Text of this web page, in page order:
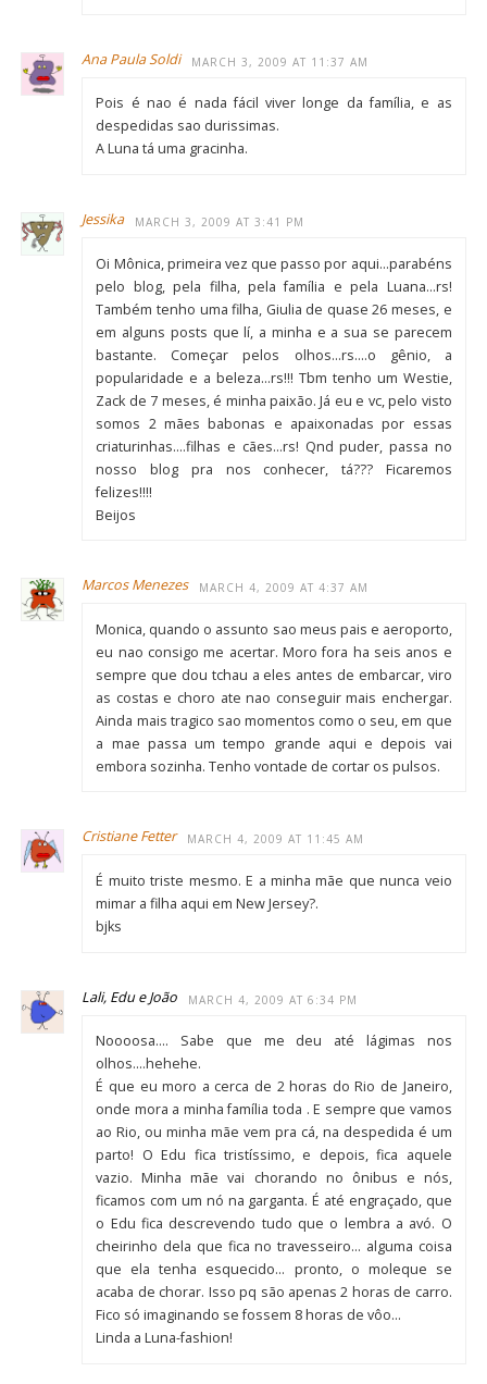
Ana Paula Soldi MARCH 3, 2009 AT 11:37 AM
Pois é nao é nada fácil viver longe da família, e as
despedidas sao durissimas.
A Luna tá uma gracinha.
Jessika MARCH 3, 2009 AT 3:41 PM
Oi Mônica, primeira vez que passo por aqui…parabéns
pelo blog, pela filha, pela família e pela Luana…rs!
Também tenho uma filha, Giulia de quase 26 meses, e
em alguns posts que lí, a minha e a sua se parecem
bastante. Começar pelos olhos…rs….o gênio, a
popularidade e a beleza…rs!!! Tbm tenho um Westie,
Zack de 7 meses, é minha paixão. Já eu e vc, pelo visto
somos 2 mães babonas e apaixonadas por essas
criaturinhas….filhas e cães…rs! Qnd puder, passa no
nosso blog pra nos conhecer, tá??? Ficaremos
felizes!!!!
Beijos
Marcos Menezes MARCH 4, 2009 AT 4:37 AM
Monica, quando o assunto sao meus pais e aeroporto,
eu nao consigo me acertar. Moro fora ha seis anos e
sempre que dou tchau a eles antes de embarcar, viro
as costas e choro ate nao conseguir mais enchergar.
Ainda mais tragico sao momentos como o seu, em que
a mae passa um tempo grande aqui e depois vai
embora sozinha. Tenho vontade de cortar os pulsos.
Cristiane Fetter MARCH 4, 2009 AT 11:45 AM
É muito triste mesmo. E a minha mãe que nunca veio
mimar a filha aqui em New Jersey?.
bjks
Lali, Edu e João MARCH 4, 2009 AT 6:34 PM
Noooosa…. Sabe que me deu até lágimas nos
olhos….hehehe.
É que eu moro a cerca de 2 horas do Rio de Janeiro,
onde mora a minha família toda . E sempre que vamos
ao Rio, ou minha mãe vem pra cá, na despedida é um
parto! O Edu fica tristíssimo, e depois, fica aquele
vazio. Minha mãe vai chorando no ônibus e nós,
ficamos com um nó na garganta. É até engraçado, que
o Edu fica descrevendo tudo que o lembra a avó. O
cheirinho dela que fica no travesseiro… alguma coisa
que ela tenha esquecido… pronto, o moleque se
acaba de chorar. Isso pq são apenas 2 horas de carro.
Fico só imaginando se fossem 8 horas de vôo…
Linda a Luna-fashion!